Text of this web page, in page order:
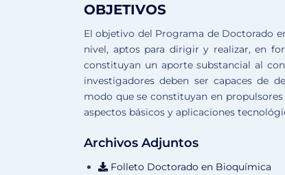
OBJETIVOS
El objetivo del Programa de Doctorado
nivel, aptos para dirigir y realizar, en
constituyan un aporte substancial al
investigadores deben ser capaces de
modo que se constituyan en
aspectos básicos y aplicaciones
Archivos Adjuntos
Folleto Doctorado en Bioquímica